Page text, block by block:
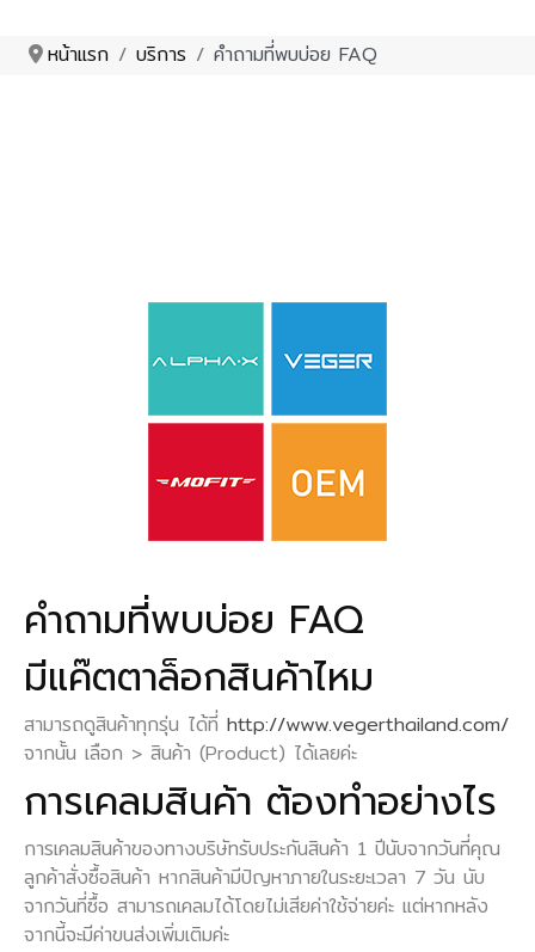
หน้าแรก บริการ คำถามที่พบบ่อย FAQ
คำถามที่พบบ่อย FAQ
มีแค๊ตตาล็อกสินค้าไหม
สามารถดูสินค้าทุกรุ่น ได้ที่ http://www.vegerthailand.com/
จากนั้น เลือก > สินค้า (Product) ได้เลยค่ะ
การเคลมสินค้า ต้องทำอย่างไร
การเคลมสินค้าของทางบริษัทรับประกันสินค้า 1 ปีนับจากวันที่คุณ
ลูกค้าสั่งซื้อสินค้า หากสินค้ามีปัญหาภายในระยะเวลา 7 วัน นับ
จากวันที่ซื้อ สามารถเคลมได้โดยไม่เสียค่าใช้จ่ายค่ะ แต่หากหลัง
จากนี้จะมีค่าขนส่งเพิ่มเติมค่ะ